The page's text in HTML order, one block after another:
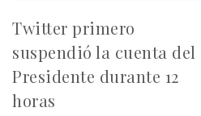
Twitter primero
suspendió la cuenta del
Presidente durante 12
horas